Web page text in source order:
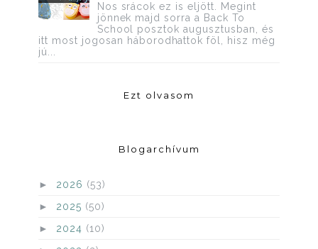
Nos srácok ez is eljött. Megint
jönnek majd sorra a Back To
School posztok augusztusban, és
itt most jogosan háborodhattok föl, hisz még
jú...
Ezt olvasom
Blogarchívum
► 2026 (53)
► 2025 (50)
► 2024 (10)